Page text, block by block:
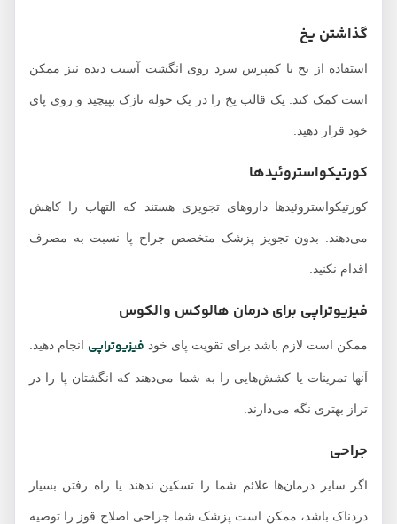
گذاشتن یخ
استفاده از یخ یا کمپرس سرد روی انگشت آسیب دیده نیز ممکن
است کمک کند. یک قالب یخ را در یک حوله نازک بپیچید و روی پای
خود قرار دهید.
کورتیکواستروئیدها
کورتیکواستروئیدها داروهای تجویزی هستند که التهاب را کاهش
می‌دهند. بدون تجویز پزشک متخصص جراح پا نسبت به مصرف
اقدام نکنید.
فیزیوتراپی برای درمان هالوکس والکوس
ممکن است لازم باشد برای تقویت پای خود فیزیوتراپیانجام دهید.
آنها تمرینات یا کشش‌هایی را به شما می‌دهند که انگشتان پا را در
تراز بهتری نگه می‌دارند.
جراحی
اگر سایر درمان‌ها علائم شما را تسکین ندهند یا راه رفتن بسیار
دردناک باشد، ممکن است پزشک شما جراحی اصلاح قوز را توصیه